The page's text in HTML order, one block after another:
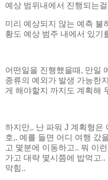
예상 범위내에서 진행되는
미리 예상되지 않는 예측 불
황도 예상 범주 내에서 있기
어떤일을 진행했을때, 만일
종류의 예외가 발생 가능한
게 해야할지 까지도 계획해
하지만,. 난 파워 J 계획형은
호,. 예를 들면 어디 여행 갔
고 몇분에 이동하고.. 뭐 이
가고 대략 몇시쯤에 밥먹고
막힘..